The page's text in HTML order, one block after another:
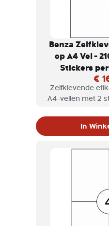
Benza
op A4 Vel -
Stickers
€
Zelfklevende
A4-vellen met 2
In